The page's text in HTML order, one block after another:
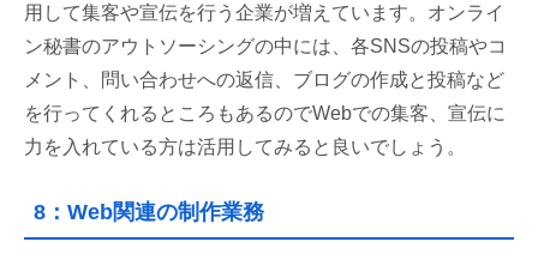
用して集客や宣伝を行う企業が増えています。オンライ
ン秘書のアウトソーシングの中には、各SNSの投稿やコ
メント、問い合わせへの返信、ブログの作成と投稿など
を行ってくれるところもあるのでWebでの集客、宣伝に
力を入れている方は活用してみると良いでしょう。
8：Web関連の制作業務